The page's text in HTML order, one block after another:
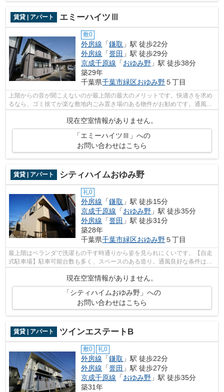
賃貸 | アパート エミーハイツⅢ
敷0
外房線 「鎌取 」駅 徒歩22分
外房線 「誉田 」駅 徒歩29分
京成千原線 「おゆみ野 」駅 徒歩38分
築29年
千葉県千葉市緑区おゆみ野５丁目
上階からの音が聞こえないのが最上階の最大のメリットです。快適さを求め
るなら、ゴミ捨てが楽な敷地内ごみ置き場のある物件がお勧めです。通風良
現在空室情報がありません。
「エミーハイツⅢ」への
お問い合わせはこちら
賃貸 | アパート シティハイムおゆみ野
礼0
外房線 「鎌取 」駅 徒歩15分
京成千原線 「おゆみ野 」駅 徒歩35分
外房線 「誉田 」駅 徒歩31分
築28年
千葉県千葉市緑区おゆみ野５丁目
最上階はベランダで洗濯もの干す時通りから姿を見られにくいです。【自走
式駐車場】駐車可能台数も多く、スペースのある造り。通風良好な条件は健
康面でも大切です。そんな観点からも...
現在空室情報がありません。
「シティハイムおゆみ野」への
お問い合わせはこちら
賃貸 | アパート ツインエステートB
敷0 礼0
外房線 「鎌取 」駅 徒歩22分
外房線 「誉田 」駅 徒歩27分
京成千原線 「おゆみ野 」駅 徒歩35分
築31年